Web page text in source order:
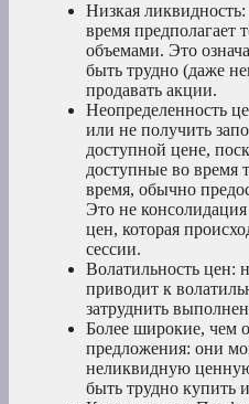
Низкая ликвидность:
время предполагает
объемами. Это
быть трудно (даже
продавать акции.
Неопределенность
или не получить
доступной цене,
доступные во время
время, обычно
Это не
цен, которая
сессии.
Волатильность цен:
приводит к
затруднить
Более широкие, чем
предложения: они
неликвидную
быть трудно купить